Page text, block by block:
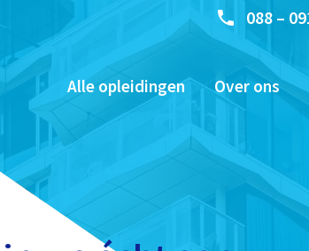
088 –
Alle opleidingen Over ons